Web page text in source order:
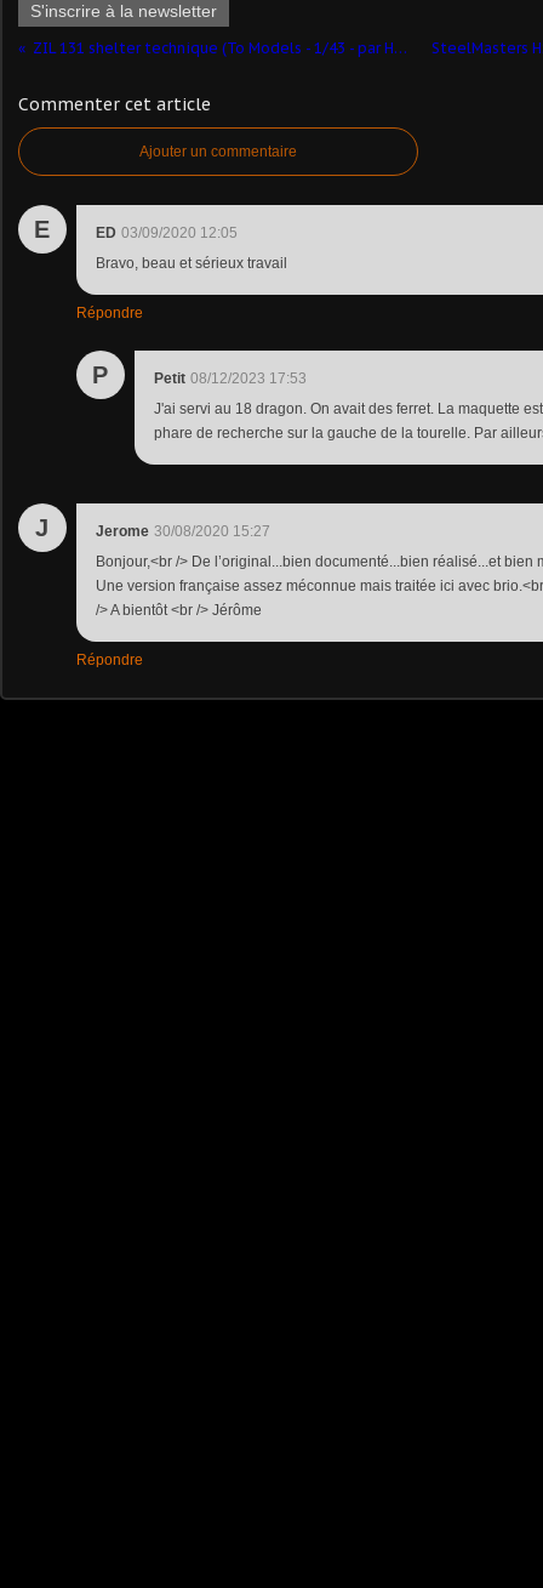
S'inscrire à la newsletter
ZIL 131 shelter technique (To Models - 1/43 - par Hervé C.)
Commenter cet article
Ajouter un commentaire
E ED 03/09/2020 12:05
Bravo, beau et sérieux travail
Répondre
P Petit 08/12/2023 17:53
J'ai servi au 18 dragon. On avait des ferret. La maquette
phare de recherche sur la gauche de la tourelle. Par
J Jerome 30/08/2020 15:27
Bonjour,<br /> De l’original...bien documenté...bien réalisé...et bien
Une version française assez méconnue mais traitée ici avec
/> A bientôt <br /> Jérôme
Répondre